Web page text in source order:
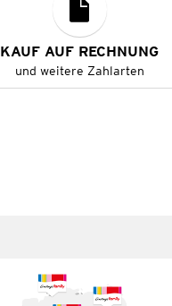
KAUF AUF RECHNUNG
und weitere Zahlarten